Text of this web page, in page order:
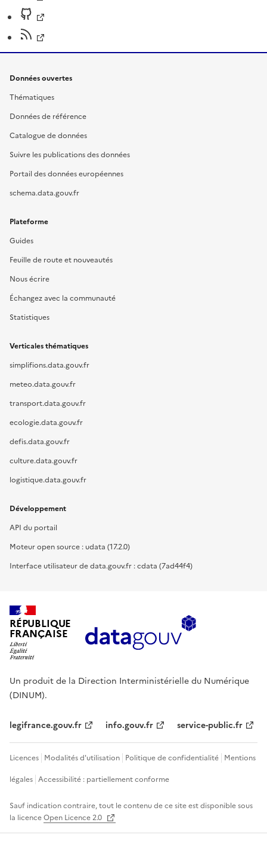
Données ouvertes
Thématiques
Données de référence
Catalogue de données
Suivre les publications des données
Portail des données européennes
schema.data.gouv.fr
Plateforme
Guides
Feuille de route et nouveautés
Nous écrire
Échangez avec la communauté
Statistiques
Verticales thématiques
simplifions.data.gouv.fr
meteo.data.gouv.fr
transport.data.gouv.fr
ecologie.data.gouv.fr
defis.data.gouv.fr
culture.data.gouv.fr
logistique.data.gouv.fr
Développement
API du portail
Moteur open source : udata (17.2.0)
Interface utilisateur de data.gouv.fr : cdata (7ad44f4)
RÉPUBLIQUE
FRANÇAISE
Un produit de la Direction Interministérielle du Numérique
(DINUM).
legifrance.gouv.fr info.gouv.fr service-public.fr
Licences Modalités d'utilisation Politique de confidentialité Mentions
légales Accessibilité : partiellement conforme
Sauf indication contraire, tout le contenu de ce site est disponible sous
la licenceOpen Licence 2.0